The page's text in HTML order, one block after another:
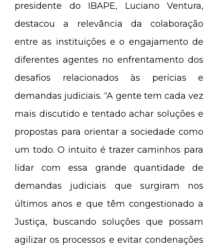
presidente do IBAPE, Luciano Ventura,
destacou a relevância da colaboração
entre as instituições e o engajamento de
diferentes agentes no enfrentamento dos
desafios relacionados às perícias e
demandas judiciais. “A gente tem cada vez
mais discutido e tentado achar soluções e
propostas para orientar a sociedade como
um todo. O intuito é trazer caminhos para
lidar com essa grande quantidade de
demandas judiciais que surgiram nos
últimos anos e que têm congestionado a
Justiça, buscando soluções que possam
agilizar os processos e evitar condenações